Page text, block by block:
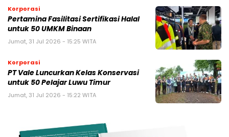
Korporasi
Pertamina Fasilitasi Sertifikasi Halal
untuk 50 UMKM Binaan
Jumat, 31 Jul 2026 - 15:25 WITA
Korporasi
PT Vale Luncurkan Kelas Konservasi
untuk 50 Pelajar Luwu Timur
Jumat, 31 Jul 2026 - 15:22 WITA